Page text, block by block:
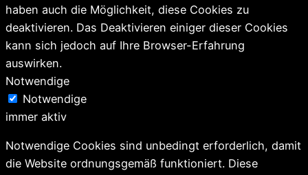
haben auch die Möglichkeit, diese Cookies zu
deaktivieren. Das Deaktivieren einiger dieser Cookies
kann sich jedoch auf Ihre Browser-Erfahrung
auswirken.
Notwendige
Notwendige
immer aktiv
Notwendige Cookies sind unbedingt erforderlich, damit
die Website ordnungsgemäß funktioniert. Diese